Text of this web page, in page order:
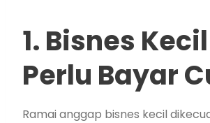
1. Bisnes
Perlu Bayar
Ramai anggap bisnes kecil